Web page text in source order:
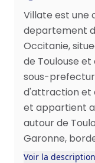
Villate est une
departement
Occitanie,
de Toulouse
sous-
d'attraction et
et appartient
autour de
Garonne,
Voir la